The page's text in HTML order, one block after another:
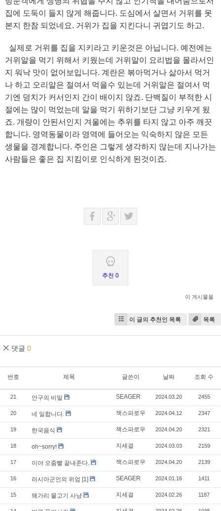
집에 도둑이 들지 않게 해줍니다. 도심에서 살면서 거위를 못
본지 한참 되었네요. 거위가 집을 지킨다니 귀엽기도 하고.
실제로 거위를 집을 지키라고 키운것은 아닙니다. 예전에는
거위알을 먹기 위해서 키웠는데 거위알이 요리법을 몰라서인
지 워낙 맛이 없어보입니다. 계란은 볶아먹거나 삶아서 먹거
나 하고 오리알은 절여서 먹을수 있는데 거위알은 절여서 먹
기엔 덩치가 커서인지 간이 배이지 않죠. 단백질이 부적한 시
절에는 많이 먹었는데 알을 먹기 위하기보단 그냥 키우게 됬
죠. 개량이 안된서인지 겨울에는 추위를 타지 않고 아주 깨끗
합니다. 영역동물이라 영역에 들어오는 익숙하지 않은 모든
생물을 경계합니다. 주인은 그렇게 생각하지 않는데 지나가는
사람들은 좋은 집 지킴이로 인식하게 된것이죠.
추천 0
이 게시물을
이 글의 추천인 목록 목록
댓글 0
번호 제목 글쓴이 날짜 조회 수
21 안구의 비밀 SEAGER 2024.03.20 2455
20 네 일합니다. 잭스파로우 2024.04.12 2347
19 한국음식 잭스파로우 2024.04.20 2321
18 oh~sorry! 지세걸 2024.03.03 2159
17 이야 오줌빨 끝내준다. 잭스파로우 2024.04.20 2139
16 러시아군인의 위엄 [1] SEAGER 2024.01.16 1411
15 왜가리 물고기 사냥 지세걸 2024.02.26 1187